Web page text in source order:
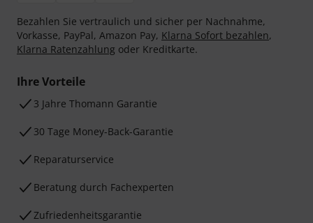
Bezahlen Sie vertraulich und sicher per Nachnahme,
Vorkasse, PayPal, Amazon Pay, Klarna Sofort bezahlen,
Klarna Ratenzahlung oder Kreditkarte.
Ihre Vorteile
3 Jahre Thomann Garantie
30 Tage Money-Back-Garantie
Reparaturservice
Beratung durch Fachexperten
Zufriedenheitsgarantie